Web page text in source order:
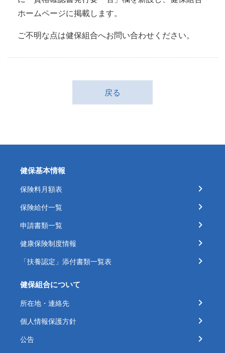
ホームページに掲載します。
ご不明な点は健保組合へお問い合わせください。
戻る
健保基本情報
保険料月額表
保険給付一覧
申請書類一覧
健康保険制度情報
「扶養認定」添付書類一覧表
健保組合について
所在地・連絡先
個人情報保護方針
公告